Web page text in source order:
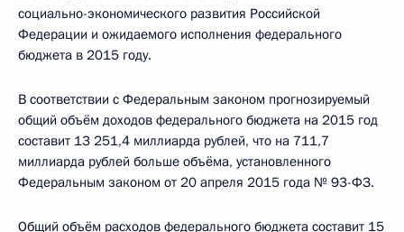
социально-экономического развития Российской
Федерации и ожидаемого исполнения федерального
бюджета в 2015 году.
В соответствии с Федеральным законом прогнозируемый
общий объём доходов федерального бюджета на 2015 год
составит 13 251,4 миллиарда рублей, что на 711,7
миллиарда рублей больше объёма, установленного
Федеральным законом от 20 апреля 2015 года № 93-ФЗ.
Общий объём расходов федерального бюджета составит 15